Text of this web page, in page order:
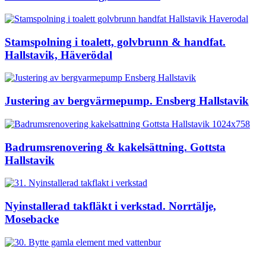
Stamspolning i toalett, golvbrunn & handfat.
Hallstavik, Häverödal
Justering av bergvärmepump. Ensberg Hallstavik
Badrumsrenovering & kakelsättning. Gottsta
Hallstavik
Nyinstallerad takfläkt i verkstad. Norrtälje,
Mosebacke